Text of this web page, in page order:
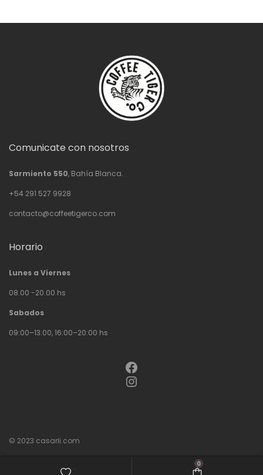
Comunicate con nosotros
Sarmiento 550, Bahía Blanca.
+54 291 527 9928
contacto@coffeetigerco.com
Horario
Lunes a Viernes
08.00 -20.00 hs
Sabados
09:00–13:00, 16:00–20:00 hs
Facebook
Instagram
© 2023 casarli.com
0